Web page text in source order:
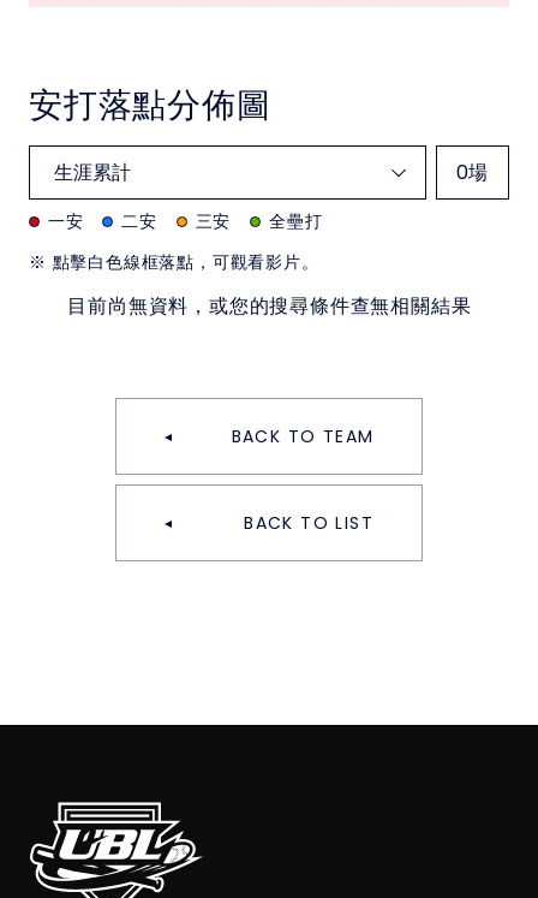
安打落點分佈圖
0場
一安 二安 三安
全壘打
※ 點擊白色線框落點，可觀看影片。
目前尚無資料，或您的搜尋條件查無相關結果
BACK TO TEAM
BACK TO LIST